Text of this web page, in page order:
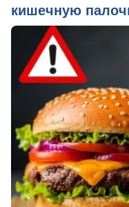
кишечную